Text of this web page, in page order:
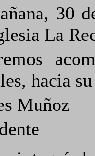
30
La
hacia
Muñoz